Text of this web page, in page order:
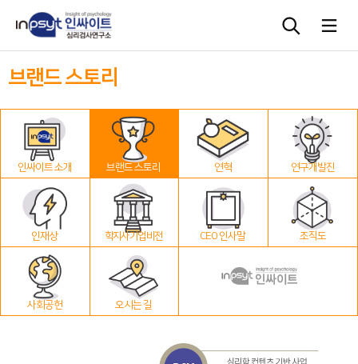
심리검사
상담도구
교육 워크숍
단체검사
브랜드 스토리
인싸이트 소개 브랜드 스토리 연혁 연구개발진
인재상 학지사 기업 비전 CEO 인사말 조직도
사회공헌 오시는 길